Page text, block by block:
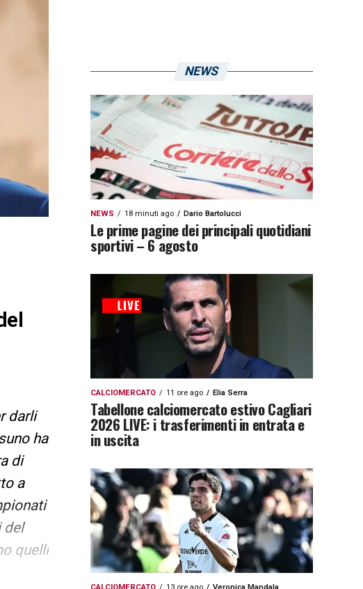
darli
ha
di
a
del
quelli
NEWS
NEWS 18 minuti ago Dario Bartolucci
Le prime pagine dei principali quotidiani
sportivi – 6 agosto
CALCIOMERCATO 11 ore ago Elia Serra
Tabellone calciomercato estivo Cagliari
2026 LIVE: i trasferimenti in entrata e
in uscita